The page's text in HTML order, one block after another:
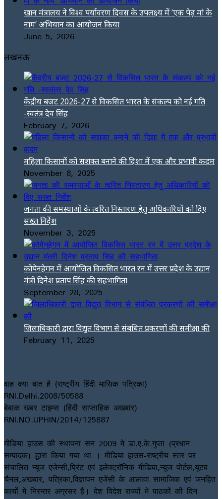
खान मंत्रालय ने विश्व पर्यावरण दिवस के उपलक्ष्य में ‘एक पेड़ मां के
नाम’ अभियान का आयोजन किया
June 5, 2026
लखनऊ
केंद्रीय बजट 2026-27 से विकसित भारत के संकल्प को नई गति
-स्वतंत्र देव सिंह
February 7, 2026
महिला किसानों को सशक्त बनाने की दिशा में एक और प्रभावी कदम
November 8, 2025
जनता की समस्याओं के त्वरित निस्तारण हेतु अधिकारियों को दिए
सख्त निर्देश
November 3, 2025
कोपेनहेगन में आयोजित विकसित भारत रन में उत्तर प्रदेश के उद्यान
मंत्री दिनेश प्रताप सिंह की सहभागिता
September 28, 2025
जिलाधिकारी द्वारा विद्युत विभाग से संबंधित प्रकरणों की समीक्षा की
February 11, 2025
वाह क्या बात है (राष्ट्रीय हिंदी मासिक पत्रिका)
RNI.Delhi.2008/50588
बेबाक खबर टाइम्स (हिंदी साप्ताहिक अखबार)
RNI.NO.UPHIN/2014/125887
मीडिया हाउस की स्थापना सन 2009 मे डा.ए.के.गुप्ता (प्रधान
सम्पादक) द्धारा किया गया था । मीडिया हाउस-राष्ट्रीय स्तर पर
संचालित न्यूज एजेन्सी,प्रिंट एवं इलेक्ट्रॉनिक मीडिया,न्यूज पोर्टल,यूटब
चैनल,अखबार, पत्रिका,विज्ञापन एजेंसी के आलावा सामाजिक एवं जनहित
कार्यो मे निरन्तर अग्रसर है। देश विदेश राज्यों मे पाठकों की दिन